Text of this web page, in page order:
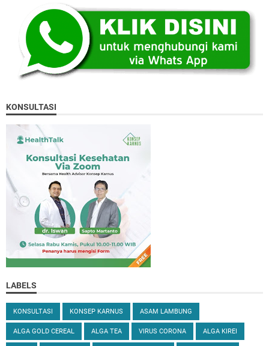
KONSULTASI
LABELS
KONSULTASI KONSEP KARNUS ASAM LAMBUNG
ALGA GOLD CEREAL ALGA TEA VIRUS CORONA ALGA KIREI